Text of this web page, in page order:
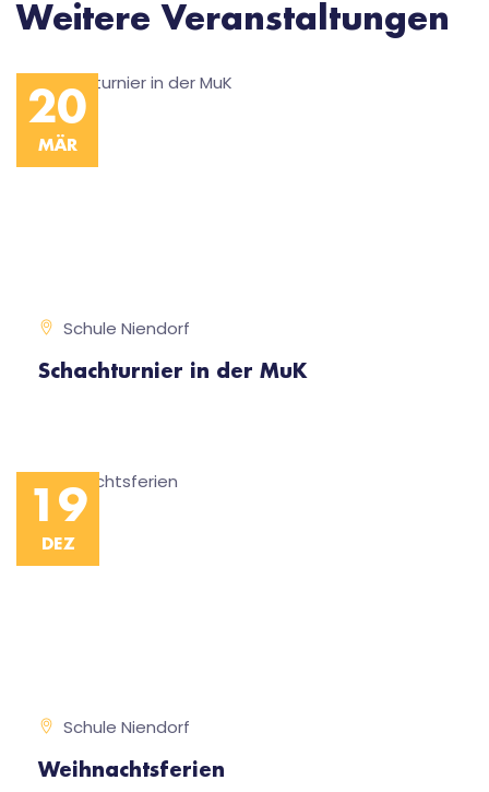
Weitere Veranstaltungen
20
MÄR
Schule Niendorf
Schachturnier in der MuK
19
DEZ
Schule Niendorf
Weihnachtsferien